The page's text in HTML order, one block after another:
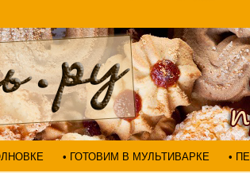
• ГОТОВИМ В МУЛЬТИВАРКЕ •